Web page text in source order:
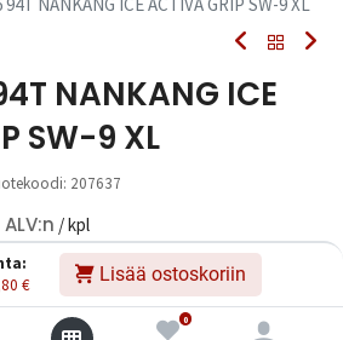
€ Lisää ostoskoriin
0
NANKANG ICE
SW-9 XL
207637
/ kpl
Saatavilla